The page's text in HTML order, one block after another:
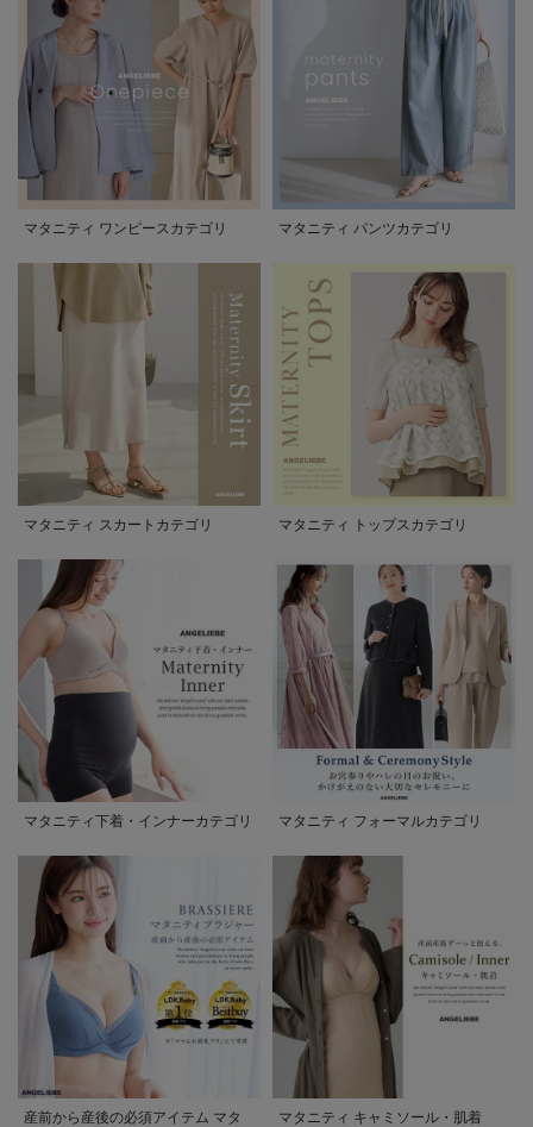
マタニティ ワンピースカテゴリ マタニティ パンツカテゴリ
マタニティ スカートカテゴリ マタニティ トップスカテゴリ
マタニティ下着・インナーカテゴリ マタニティ フォーマルカテゴリ
産前から産後の必須アイテム マタ
マタニティ キャミソール・肌着